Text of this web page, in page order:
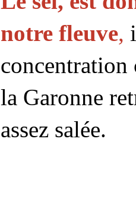
notre fleuve,
concentration
la Garonne
assez salée.